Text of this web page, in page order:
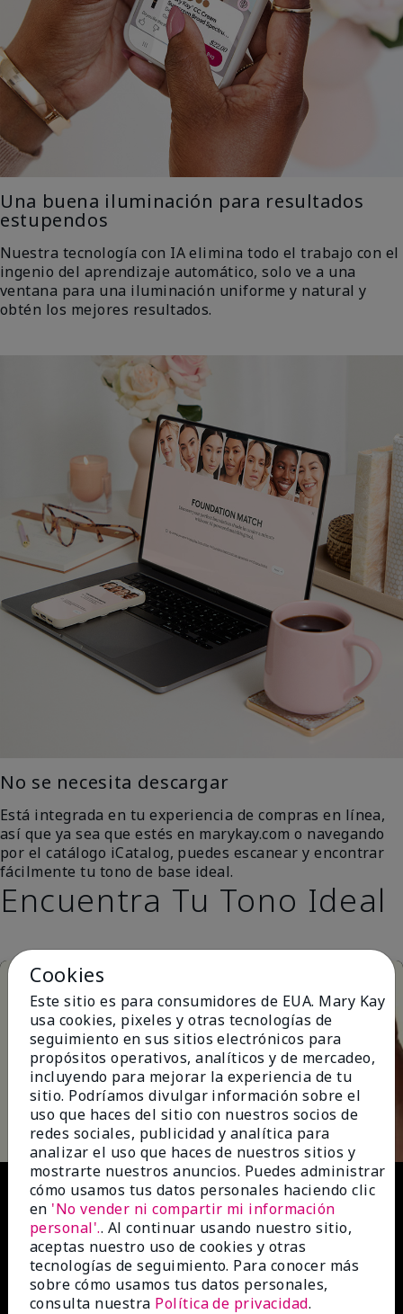
Una buena iluminación para resultados
estupendos
Nuestra tecnología con IA elimina todo el trabajo con el
ingenio del aprendizaje automático, solo ve a una
ventana para una iluminación uniforme y natural y
obtén los mejores resultados.
No se necesita descargar
Está integrada en tu experiencia de compras en línea,
así que ya sea que estés en marykay.com o navegando
por el catálogo iCatalog, puedes escanear y encontrar
fácilmente tu tono de base ideal.
Encuentra Tu Tono Ideal
Play
Video
Cookies
Este sitio es para consumidores de EUA. Mary Kay
usa cookies, pixeles y otras tecnologías de
seguimiento en sus sitios electrónicos para
propósitos operativos, analíticos y de mercadeo,
incluyendo para mejorar la experiencia de tu
sitio. Podríamos divulgar información sobre el
uso que haces del sitio con nuestros socios de
redes sociales, publicidad y analítica para
analizar el uso que haces de nuestros sitios y
mostrarte nuestros anuncios. Puedes administrar
cómo usamos tus datos personales haciendo clic
en 'No vender ni compartir mi información
personal'.. Al continuar usando nuestro sitio,
aceptas nuestro uso de cookies y otras
tecnologías de seguimiento. Para conocer más
sobre cómo usamos tus datos personales,
consulta nuestra Política de privacidad.